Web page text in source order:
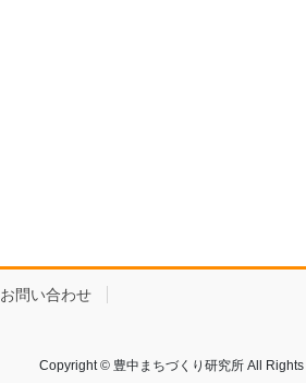
お問い合わせ
Copyright © 豊中まちづくり研究所 All Rights